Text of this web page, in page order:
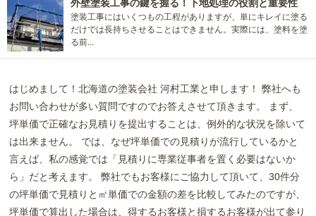
塗装工事にはいくつもの工程がありますが、単にキレイに塗る
だけでは長持ちさせることはできません。実際には、塗料を塗
る前...
はじめまして！北海道の塗装会社 河村工業と申します！ 弊社へも
お問い合わせが多い質問ですのでお答えさせて頂きます。 まず、
坪単価で正確なお見積りを提出することは、例外的な状況を除いて
は出来ません。 では、なぜ坪単価での見積りが流行しているかと
言えば、私の感覚では「見積りに専業従事者を置く必要はないか
ら」だと考えます。 弊社でもお客様にご協力して頂いて、30件分
の坪単価で見積りと㎡単価での金額の差を比較してみたのですが、
坪単価で算出した場合は、得するお客様と損するお客様が出て参り